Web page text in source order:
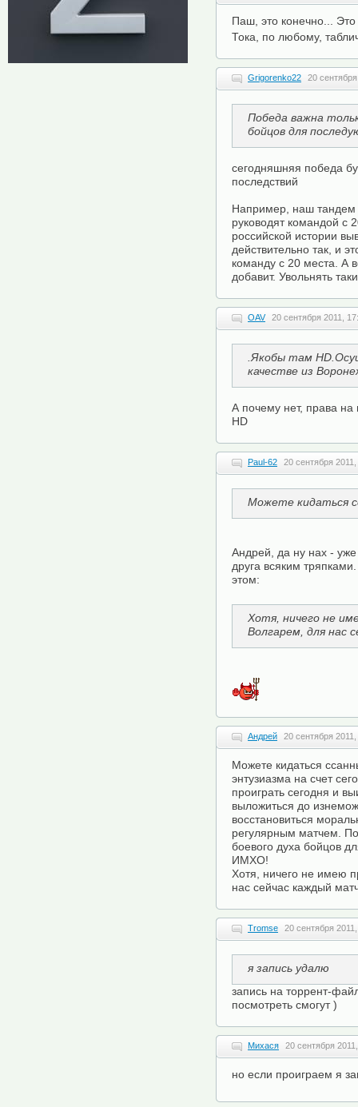
Паш, это конечно... Это
Тока, по любому,
Grigorenko22 20
Победа важна
бойцов для
сегодняшняя победа
последствий
Например, наш тандем
руководят командой с
российской истории
действительно так, и
команду с 20 места. А
добавит. Увольнять
OAV 20 сентября 2011,
.Якобы там
качестве из
А почему нет, права на
HD
Paul-62 20 сентября
Можете кидаться
Андрей, да ну нах - уже
друга всяким
этом:
Хотя, ничего не
Волгарем, для нас
Андрей 20 сентября
Можете кидаться
энтузиазма на счет
проиграть сегодня и
выложиться до
восстановиться
регулярным матчем.
боевого духа бойцов
ИМХО!
Хотя, ничего не имею
нас сейчас каждый
Tromse 20 сентября
я запись удалю
запись на торрент-
посмотреть смогут )
Михася 20 сентября
но если проиграем я